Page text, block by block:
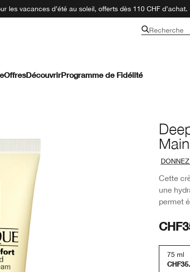
les vacances d’été au soleil, offerts dès 110 CHF d’achat.
Recherche
OffresDécouvrirProgramme de Fidélité
Cette
une
permet
75 ml